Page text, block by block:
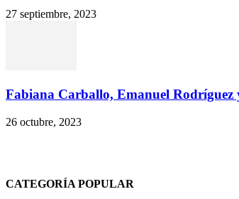
27 septiembre, 2023
Fabiana Carballo, Emanuel
26 octubre, 2023
CATEGORÍA POPULAR